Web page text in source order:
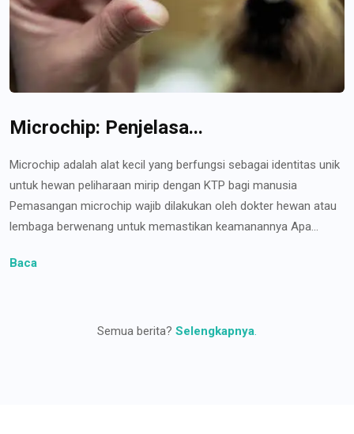
Microchip: Penjelasa...
Microchip adalah alat kecil yang berfungsi sebagai identitas unik
untuk hewan peliharaan mirip dengan KTP bagi manusia
Pemasangan microchip wajib dilakukan oleh dokter hewan atau
lembaga berwenang untuk memastikan keamanannya Apa...
Baca
Semua berita? Selengkapnya